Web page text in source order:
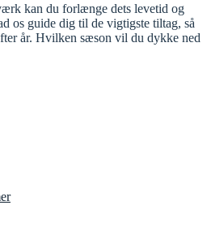
kan du forlænge dets levetid og
os guide dig til de vigtigste tiltag, så
år. Hvilken sæson vil du dykke ned